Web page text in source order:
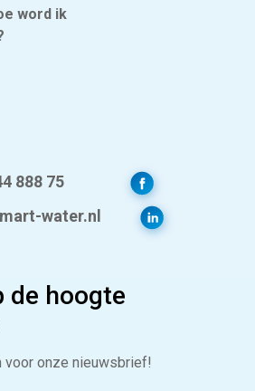
word ik
888 75
water.nl
de hoogte
voor onze nieuwsbrief!